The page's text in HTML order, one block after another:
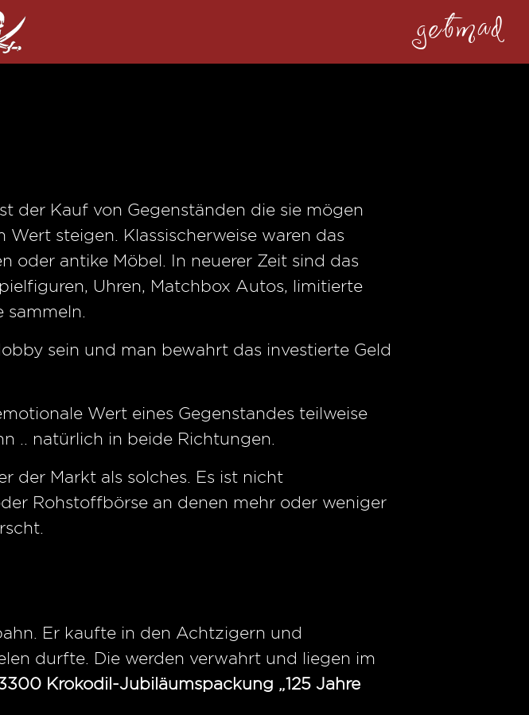
getmad
der Kauf von Gegenständen die sie mögen
steigen. Klassischerweise waren das
oder antike Möbel. In neuerer Zeit sind das
Uhren, Matchbox Autos, limitierte
sein und man bewahrt das investierte Geld
Wert eines Gegenstandes teilweise
.. natürlich in beide Richtungen.
der Markt als solches. Es ist nicht
Rohstoffbörse an denen mehr oder weniger
Er kaufte in den Achtzigern und
durfte. Die werden verwahrt und liegen im
Krokodil-Jubiläumspackung „125 Jahre